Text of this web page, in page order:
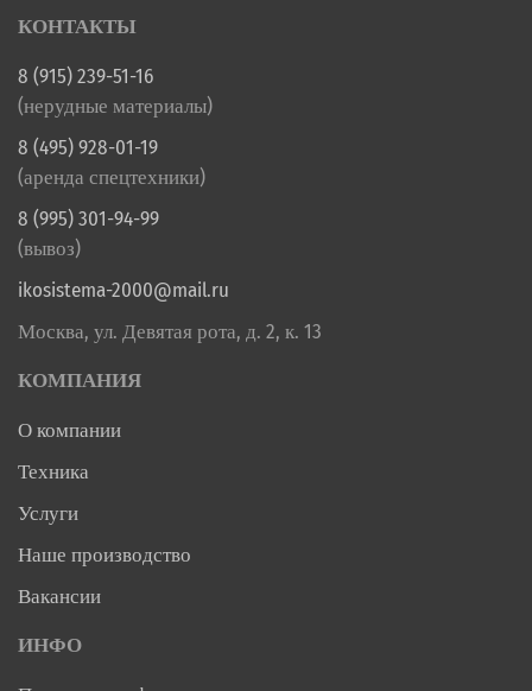
КОНТАКТЫ
8 (915) 239-51-16
(нерудные материалы)
8 (495) 928-01-19
(аренда спецтехники)
8 (995) 301-94-99
(вывоз)
ikosistema-2000@mail.ru
Москва, ул. Девятая рота, д. 2, к. 13
КОМПАНИЯ
О компании
Техника
Услуги
Наше производство
Вакансии
ИНФО